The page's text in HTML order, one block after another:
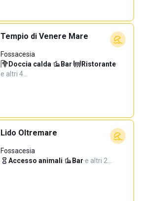
Tempio di Venere Mare
Fossacesia
Doccia calda· Bar· Ristorante·
e altri 4…
Lido Oltremare
Fossacesia
Accesso animali· Bar·e altri 2…